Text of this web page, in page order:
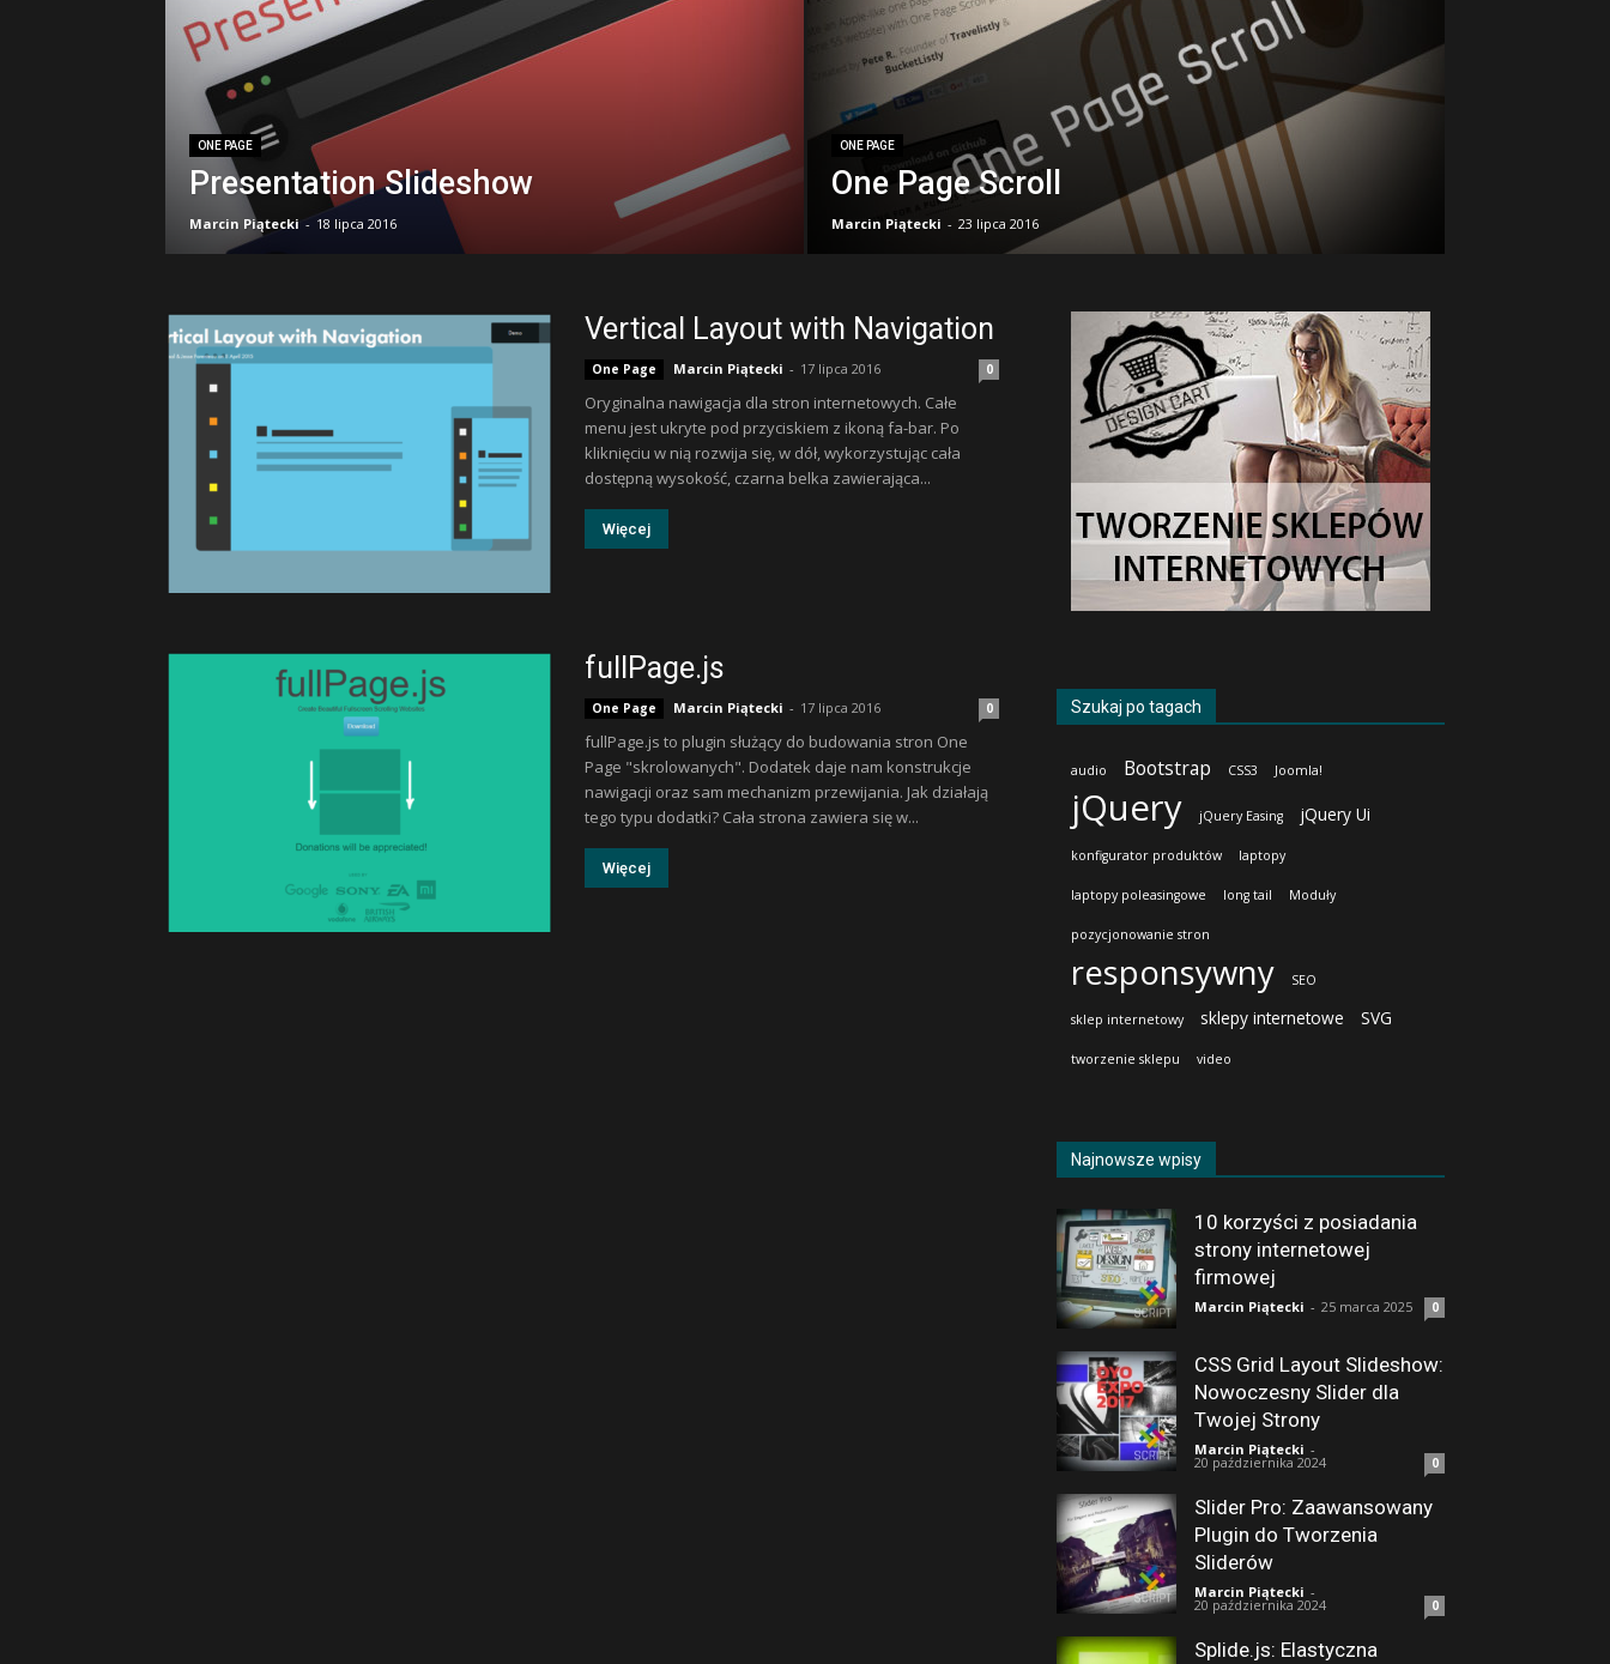
ONE PAGE
Presentation Slideshow
Marcin Piątecki - 18 lipca 2016
ONE PAGE
One Page Scroll
Marcin Piątecki - 23 lipca 2016
Vertical Layout with Navigation
One Page Marcin Piątecki - 17 lipca 2016 0
Oryginalna nawigacja dla stron internetowych. Całe
menu jest ukryte pod przyciskiem z ikoną fa-bar. Po
kliknięciu w nią rozwija się, w dół, wykorzystując cała
dostępną wysokość, czarna belka zawierająca...
Więcej
fullPage.js
One Page Marcin Piątecki - 17 lipca 2016 0
fullPage.js to plugin służący do budowania stron One
Page "skrolowanych". Dodatek daje nam konstrukcje
nawigacji oraz sam mechanizm przewijania. Jak działają
tego typu dodatki? Cała strona zawiera się w...
Więcej
Szukaj po tagach
audio Bootstrap CSS3 Joomla!
jQuery jQuery Easing jQuery Ui
konfigurator produktów laptopy
laptopy poleasingowe long tail Moduły
pozycjonowanie stron
responsywny SEO
sklep internetowy sklepy internetowe SVG
tworzenie sklepu video
Najnowsze wpisy
10 korzyści z posiadania
strony internetowej
firmowej
Marcin Piątecki - 25 marca 2025 0
CSS Grid Layout Slideshow:
Nowoczesny Slider dla
Twojej Strony
Marcin Piątecki -
20 października 2024 0
Slider Pro: Zaawansowany
Plugin do Tworzenia
Sliderów
Marcin Piątecki -
20 października 2024 0
Splide.js: Elastyczna